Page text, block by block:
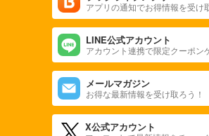
アプリの通知でお得情報を受け
LINE公式アカウント
アカウント連携で限定クーポン
メールマガジン
お得な最新情報を受け取ろう！
X公式アカウント